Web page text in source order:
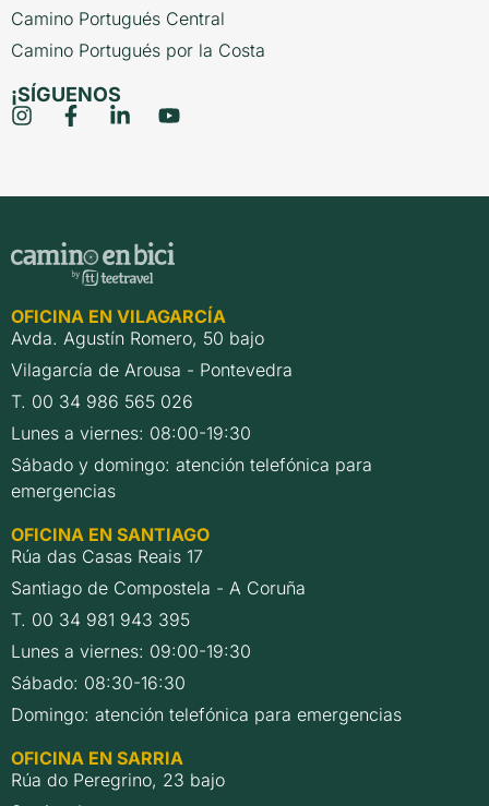
Camino Portugués Central
Camino Portugués por la Costa
¡SÍGUENOS
OFICINA EN VILAGARCÍA
Avda. Agustín Romero, 50 bajo
Vilagarcía de Arousa - Pontevedra
T. 00 34 986 565 026
Lunes a viernes: 08:00-19:30
Sábado y domingo: atención telefónica para
emergencias
OFICINA EN SANTIAGO
Rúa das Casas Reais 17
Santiago de Compostela - A Coruña
T. 00 34 981 943 395
Lunes a viernes: 09:00-19:30
Sábado: 08:30-16:30
Domingo: atención telefónica para emergencias
OFICINA EN SARRIA
Rúa do Peregrino, 23 bajo